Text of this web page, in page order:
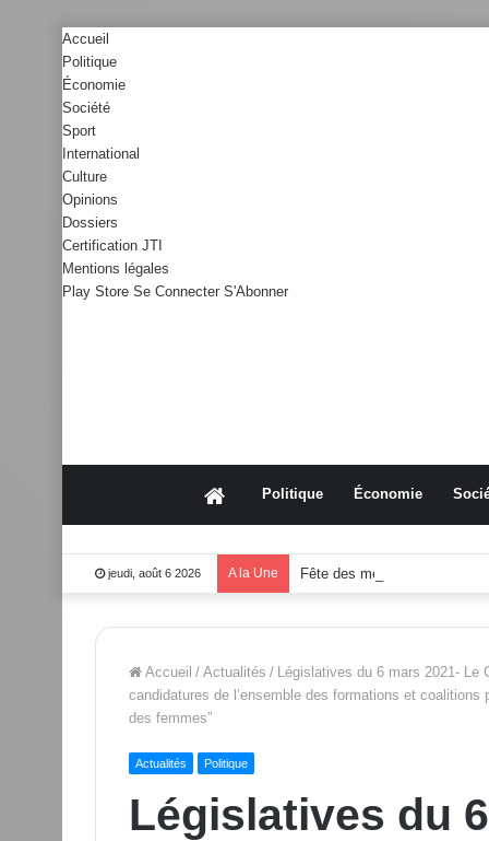
Accueil
Politique
Économie
Société
Sport
International
Culture
Opinions
Dossiers
Certification JTI
Mentions légales
Play Store Se Connecter S'Abonner
AccueilPolitique Économie
jeudi, août 6 2026 A la Une Fête des mères
Accueil / Actualités /
Législatives du 6 mars 2021-
candidatures de l’ensemble des formations et
des femmes”
Actualités Politique
Législatives du